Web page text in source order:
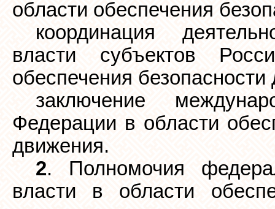
области обеспечения
координация
власти субъектов
обеспечения
заключение
Федерации в области
движения.
2. Полномочия
власти в области